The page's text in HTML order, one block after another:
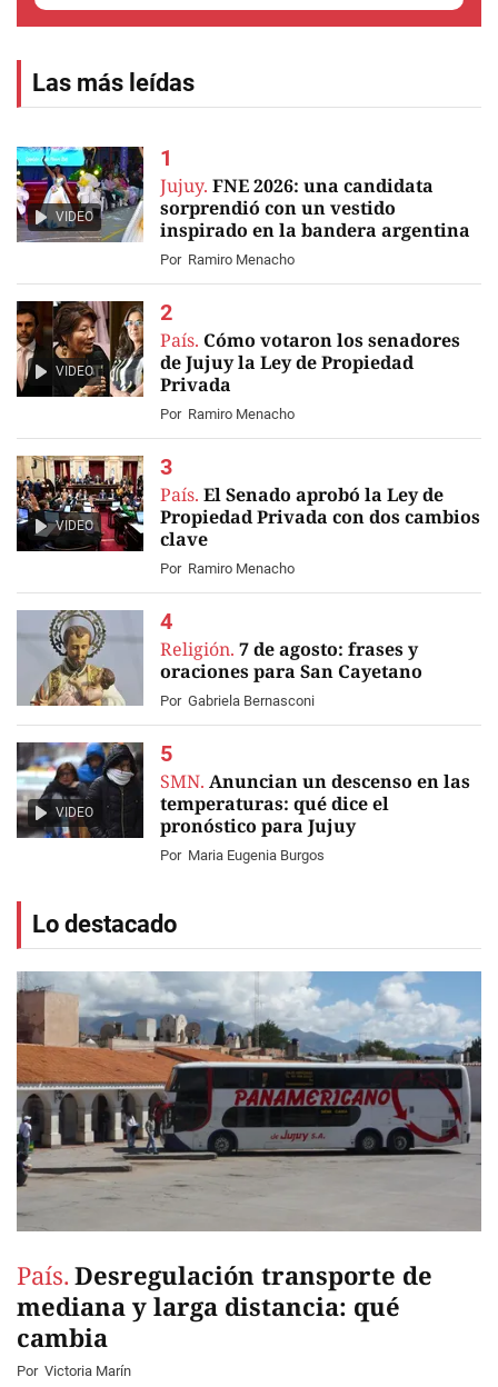
Las más leídas
VIDEO
Jujuy. FNE 2026: una candidata
sorprendió con un vestido
inspirado en la bandera argentina
Por Ramiro Menacho
VIDEO
País. Cómo votaron los senadores
de Jujuy la Ley de Propiedad
Privada
Por Ramiro Menacho
VIDEO
País. El Senado aprobó la Ley de
Propiedad Privada con dos cambios
clave
Por Ramiro Menacho
Religión. 7 de agosto: frases y
oraciones para San Cayetano
Por Gabriela Bernasconi
VIDEO
SMN. Anuncian un descenso en las
temperaturas: qué dice el
pronóstico para Jujuy
Por Maria Eugenia Burgos
Lo destacado
País. Desregulación transporte de
mediana y larga distancia: qué
cambia
Por Victoria Marín